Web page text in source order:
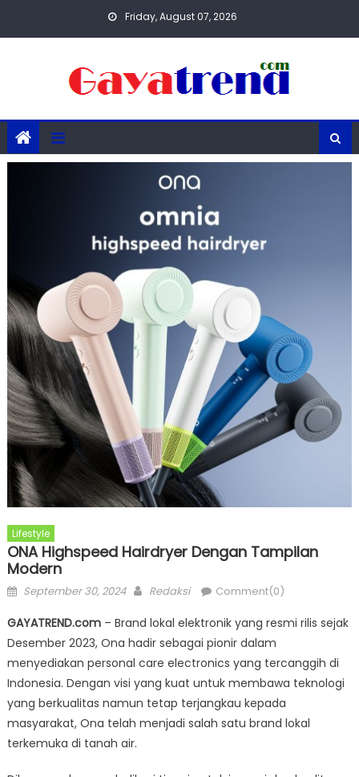
Friday, August 07, 2026
Lifestyle
ONA Highspeed Hairdryer Dengan Tampilan
Modern
Posted
September 30, 2024 Author
Redaksi Comment(0)
GAYATREND.com– Brand lokal elektronik yang resmi rilis sejak
Desember 2023, Ona hadir sebagai pionir dalam
menyediakan personal care electronics yang tercanggih di
Indonesia. Dengan visi yang kuat untuk membawa teknologi
yang berkualitas namun tetap terjangkau kepada
masyarakat, Ona telah menjadi salah satu brand lokal
terkemuka di tanah air.